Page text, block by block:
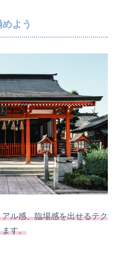
よう
ル感、臨場感を出せるテク
ます。